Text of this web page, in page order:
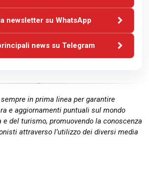
newsletter su WhatsApp
news su Telegram
sempre in prima linea per garantire
e aggiornamenti puntuali sul mondo
e del turismo, promuovendo la conoscenza
attraverso l’utilizzo dei diversi media